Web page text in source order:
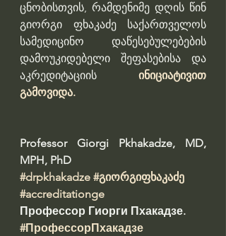
ცნობისთვის, რამდენიმე დღის წინ
გიორგი ფხაკაძე საქართველოს
სამედიცინო დაწესებულებების
დამოუკიდებელი შეფასებისა და
აკრედიტაციის ინიციატივით
გამოვიდა.
Professor Giorgi Pkhakadze, MD,
MPH, PhD
#drpkhakadze #გიორგიფხაკაძე
#accreditationge
Профессор Гиорги Пхакадзе.
#ПрофессорПхакадзе